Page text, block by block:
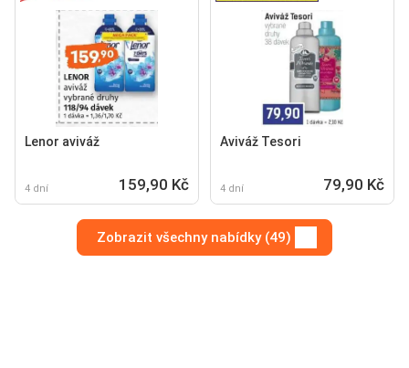
Lenor aviváž
4 dní 159,90 Kč
Aviváž Tesori
4 dní 79,90 Kč
Zobrazit všechny nabídky (49)